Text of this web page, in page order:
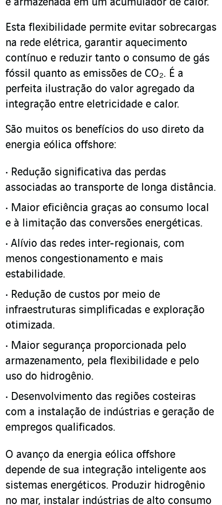
é armazenada em um acumulador de calor.
Esta flexibilidade permite evitar sobrecargas
na rede elétrica, garantir aquecimento
contínuo e reduzir tanto o consumo de gás
fóssil quanto as emissões de CO₂. É a
perfeita ilustração do valor agregado da
integração entre eletricidade e calor.
São muitos os benefícios do uso direto da
energia eólica offshore:
Redução significativa das perdas
associadas ao transporte de longa distância.
Maior eficiência graças ao consumo local
e à limitação das conversões energéticas.
Alívio das redes inter-regionais, com
menos congestionamento e mais
estabilidade.
Redução de custos por meio de
infraestruturas simplificadas e exploração
otimizada.
Maior segurança proporcionada pelo
armazenamento, pela flexibilidade e pelo
uso do hidrogênio.
Desenvolvimento das regiões costeiras
com a instalação de indústrias e geração de
empregos qualificados.
O avanço da energia eólica offshore
depende de sua integração inteligente aos
sistemas energéticos. Produzir hidrogênio
no mar, instalar indústrias de alto consumo